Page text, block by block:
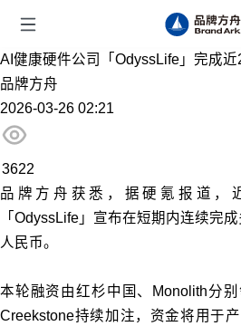
AI健康硬件公司「OdyssLife」完成近
品牌方舟
2026-03-26 02:21
3622
品牌方舟获悉， 据硬氪报道，
「OdyssLife」宣布在短期内连续完
人民币。
本轮融资由红杉中国、Monolith分别
Creekstone持续加注，资金将用于